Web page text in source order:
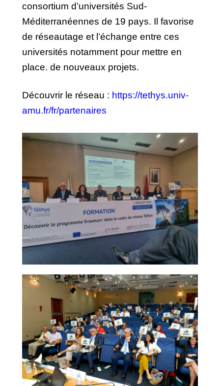
consortium d’universités Sud-
Méditerranéennes de 19 pays. Il favorise
de réseautage et l’échange entre ces
universités notamment pour mettre en
place. de nouveaux projets.
Découvrir le réseau : https://tethys.univ-
amu.fr/fr/partenaires